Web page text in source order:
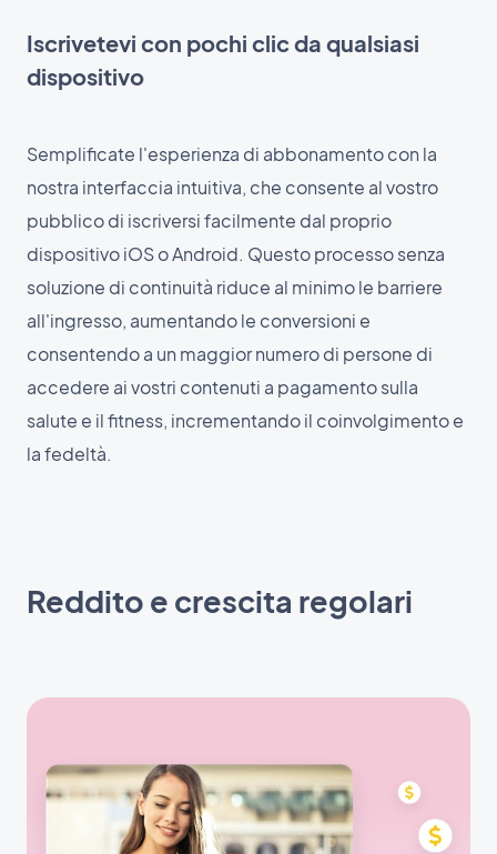
Iscrivetevi con pochi clic da qualsiasi
dispositivo
Semplificate l'esperienza di abbonamento con la
nostra interfaccia intuitiva, che consente al vostro
pubblico di iscriversi facilmente dal proprio
dispositivo iOS o Android. Questo processo senza
soluzione di continuità riduce al minimo le barriere
all'ingresso, aumentando le conversioni e
consentendo a un maggior numero di persone di
accedere ai vostri contenuti a pagamento sulla
salute e il fitness, incrementando il coinvolgimento e
la fedeltà.
Reddito e crescita regolari